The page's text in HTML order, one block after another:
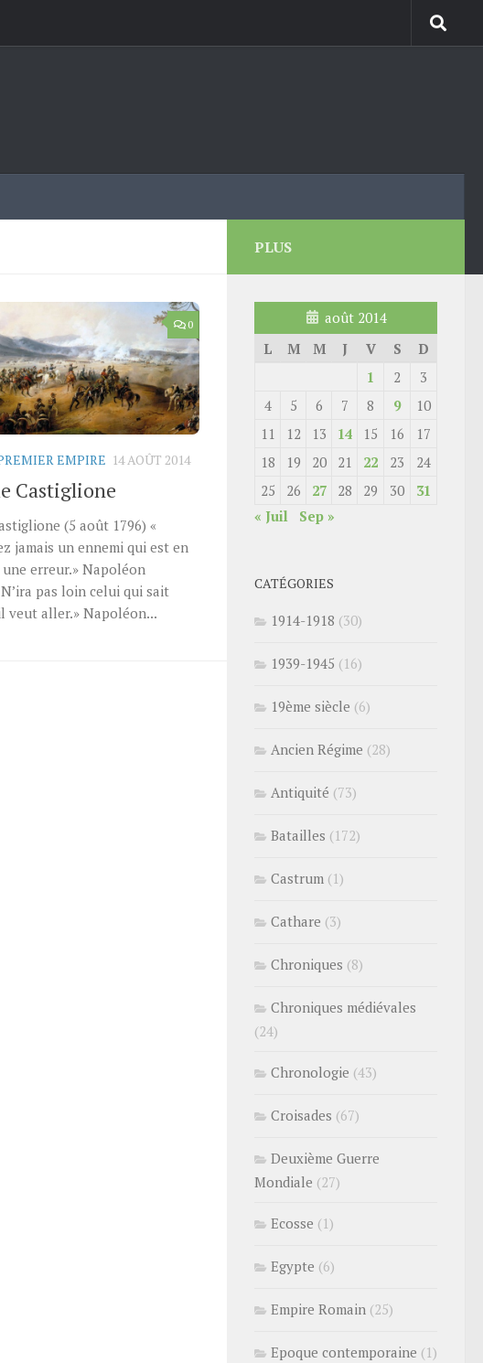
0
EMPIRE 14 AOÛT 2014
Castiglione
(5 août 1796) «
jamais un ennemi qui est en
erreur.» Napoléon
pas loin celui qui sait
veut aller.» Napoléon...
PLUS
août 2014
L
M M J V S
D
1
2
3
4
5 6 7 8 9
10
11
12 13 14 15 16
17
18
19 20 21 22 23
24
25
26 27 28 29 30
31
« Juil
Sep »
CATÉGORIES
1914-1918 (30)
1939-1945 (16)
19ème siècle (6)
Ancien Régime (28)
Antiquité (73)
Batailles (172)
Castrum (1)
Cathare (3)
Chroniques (8)
Chroniques médiévales
(24)
Chronologie (43)
Croisades (67)
Deuxième Guerre
Mondiale (27)
Ecosse (1)
Egypte (6)
Empire Romain (25)
Epoque contemporaine (1)